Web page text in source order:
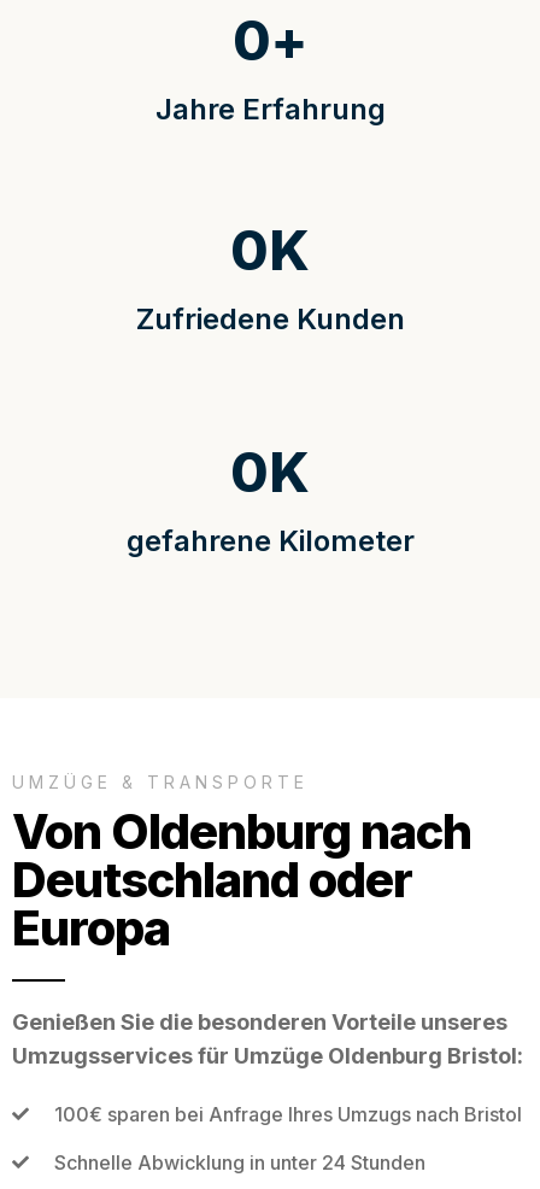
Jahre Erfahrung
0+
Zufriedene Kunden
0K
gefahrene Kilometer
0K
UMZÜGE & TRANSPORTE
Von Oldenburg nach
Deutschland oder
Europa
Genießen Sie die besonderen Vorteile unseres
Umzugsservices für Umzüge Oldenburg Bristol:
100€ sparen bei Anfrage Ihres Umzugs nach Bristol
Schnelle Abwicklung in unter 24 Stunden